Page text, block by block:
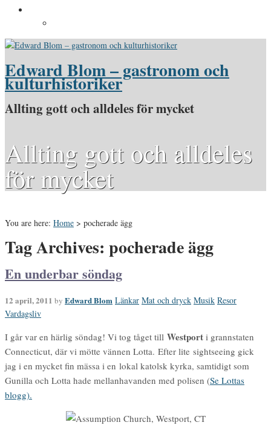
Edward Blom – gastronom och
kulturhistoriker
Allting gott och alldeles för mycket
Allting gott och alldeles
för mycket
You are here: Home > pocherade ägg
Tag Archives: pocherade ägg
En underbar söndag
12 april, 2011 by Edward Blom Länkar Mat och dryck Musik Resor
Vardagsliv
I går var en härlig söndag! Vi tog tåget till Westport i grannstaten
Connecticut, där vi mötte vännen Lotta. Efter lite sightseeing gick
jag i en mycket fin mässa i en lokal katolsk kyrka, samtidigt som
Gunilla och Lotta hade mellanhavanden med polisen (Se Lottas
blogg).